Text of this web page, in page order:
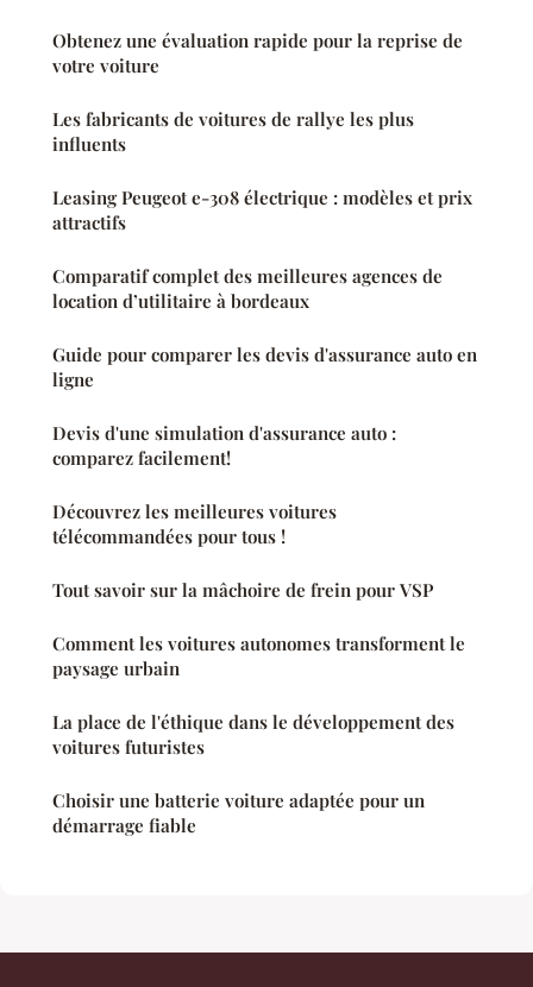
Obtenez une évaluation rapide pour la reprise de
votre voiture
Les fabricants de voitures de rallye les plus
influents
Leasing Peugeot e-308 électrique : modèles et prix
attractifs
Comparatif complet des meilleures agences de
location d’utilitaire à bordeaux
Guide pour comparer les devis d'assurance auto en
ligne
Devis d'une simulation d'assurance auto :
comparez facilement!
Découvrez les meilleures voitures
télécommandées pour tous !
Tout savoir sur la mâchoire de frein pour VSP
Comment les voitures autonomes transforment le
paysage urbain
La place de l'éthique dans le développement des
voitures futuristes
Choisir une batterie voiture adaptée pour un
démarrage fiable